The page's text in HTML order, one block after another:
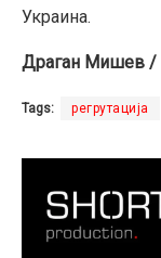
Украина.
Драган Мишев /
Tags: регрутација